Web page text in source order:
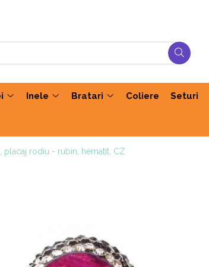
Inele Bratari Coliere Seturi
placaj rodiu - rubin, hematit, CZ